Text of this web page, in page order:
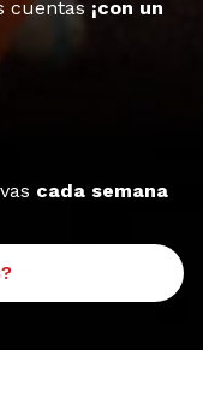
cuentas ¡con un
cada semana